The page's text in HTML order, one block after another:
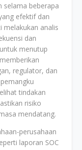
selama beberapa
efektif dan
analis
dan
menutup
regulator, dan
tindakan
risiko
mendatang.
perusahaan
laporan SOC